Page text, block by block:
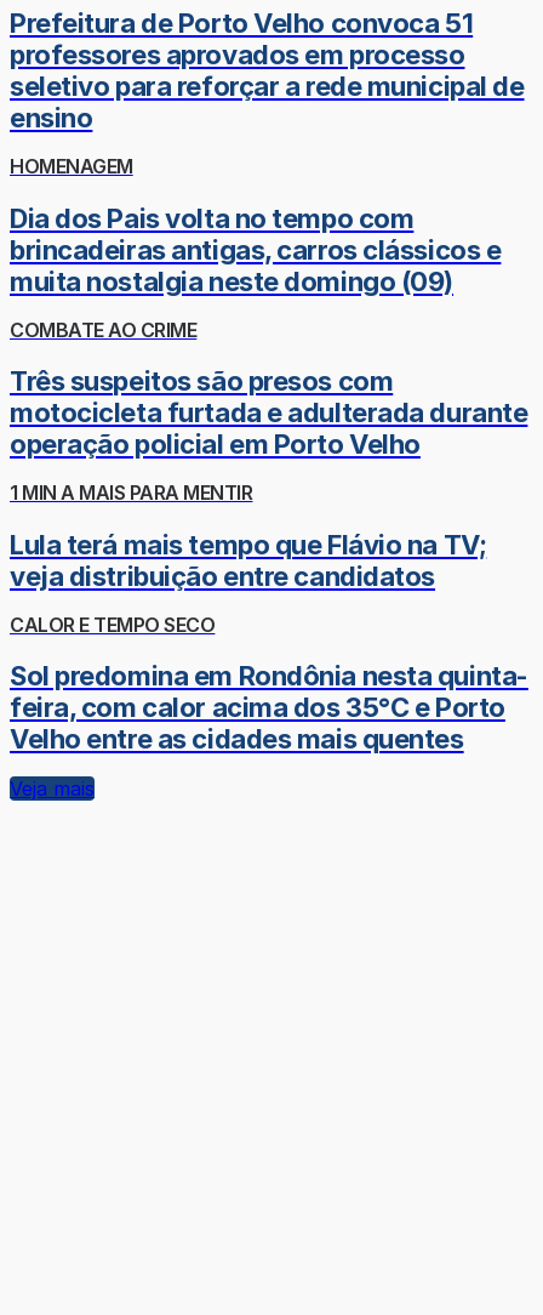
Prefeitura de Porto Velho convoca 51
professores aprovados em processo
seletivo para reforçar a rede municipal de
ensino
HOMENAGEM
Dia dos Pais volta no tempo com
brincadeiras antigas, carros clássicos e
muita nostalgia neste domingo (09)
COMBATE AO CRIME
Três suspeitos são presos com
motocicleta furtada e adulterada durante
operação policial em Porto Velho
1 MIN A MAIS PARA MENTIR
Lula terá mais tempo que Flávio na TV;
veja distribuição entre candidatos
CALOR E TEMPO SECO
Sol predomina em Rondônia nesta quinta-
feira, com calor acima dos 35°C e Porto
Velho entre as cidades mais quentes
Veja mais